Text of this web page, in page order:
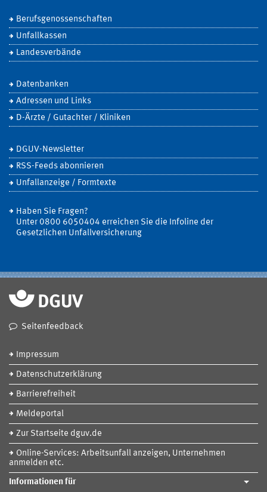
Berufsgenossenschaften
Unfallkassen
Landesverbände
Datenbanken
Adressen und Links
D-Ärzte / Gutachter / Kliniken
DGUV-Newsletter
RSS-Feeds abonnieren
Unfallanzeige / Formtexte
Haben Sie Fragen?
Unter 0800 6050404 erreichen Sie die Infoline der
Gesetzlichen Unfallversicherung
Seitenfeedback
Impressum
Datenschutzerklärung
Barrierefreiheit
Meldeportal
Zur Startseite dguv.de
Online-Services: Arbeitsunfall anzeigen, Unternehmen
anmelden etc.
Informationen für